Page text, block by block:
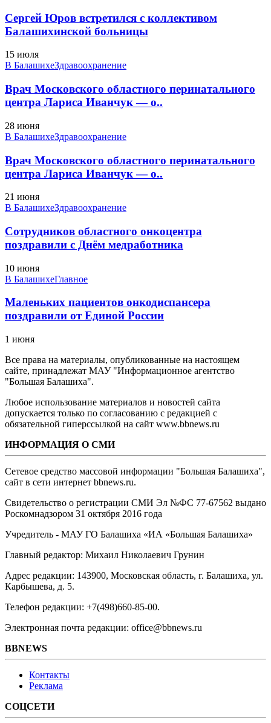
Сергей Юров встретился с коллективом
Балашихинской больницы
15 июля
В БалашихеЗдравоохранение
Врач Московского областного перинатального
центра Лариса Иванчук — о..
28 июня
В БалашихеЗдравоохранение
Врач Московского областного перинатального
центра Лариса Иванчук — о..
21 июня
В БалашихеЗдравоохранение
Сотрудников областного онкоцентра
поздравили с Днём медработника
10 июня
В БалашихеГлавное
Маленьких пациентов онкодиспансера
поздравили от Единой России
1 июня
Все права на материалы, опубликованные на настоящем
сайте, принадлежат МАУ "Информационное агентство
"Большая Балашиха".
Любое использование материалов и новостей сайта
допускается только по согласованию с редакцией с
обязательной гиперссылкой на сайт www.bbnews.ru
ИНФОРМАЦИЯ О СМИ
Сетевое средство массовой информации "Большая Балашиха",
сайт в сети интернет bbnews.ru.
Свидетельство о регистрации СМИ Эл №ФС ‎77-67562 выдано
Роскомнадзором 31 октября 2016 года
Учредитель - МАУ ГО Балашиха «ИА «Большая Балашиха»
Главный редактор: Михаил Николаевич Грунин
Адрес редакции: 143900, Московская область, г. Балашиха, ул.
Карбышева, д. 5.
Телефон редакции: +7(498)660-85-00.
Электронная почта редакции: office@bbnews.ru
BBNEWS
Контакты
Реклама
СОЦСЕТИ